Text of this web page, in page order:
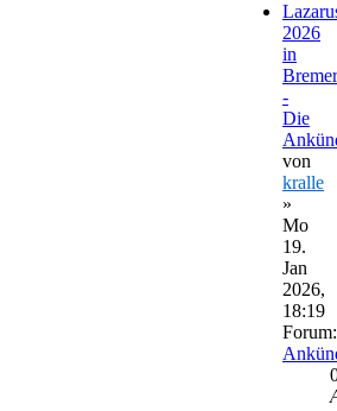
2026
in
-
Die
von
kralle
»
Mo
19.
Jan
2026,
18:19
Forum: